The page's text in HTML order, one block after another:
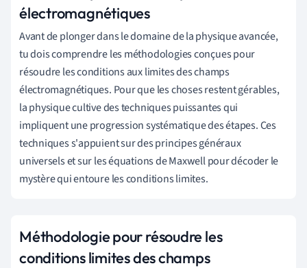
électromagnétiques
Avant de plonger dans le domaine de la physique avancée,
tu dois comprendre les méthodologies conçues pour
résoudre les conditions aux limites des champs
électromagnétiques. Pour que les choses restent gérables,
la physique cultive des techniques puissantes qui
impliquent une progression systématique des étapes. Ces
techniques s'appuient sur des principes généraux
universels et sur les équations de Maxwell pour décoder le
mystère qui entoure les conditions limites.
Méthodologie pour résoudre les
conditions limites des champs